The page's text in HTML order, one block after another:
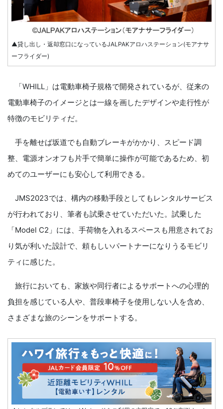
▲貸し出し・返却窓口になっているJALPAKアロハステーション(モアナサ
ーフライダー)
「WHILL」は電動車椅子規格で開発されているが、従来の
電動車椅子のイメージとは一線を画したデザインや走行性が
特徴のモビリティだ。
手を離せば坂道でも自動ブレーキがかかり、スピード調
整、電源オンオフも片手で簡単に操作が可能であるため、初
めてのユーザーにも安心して利用できる。
JMS2023では、構内の移動手段としてもレンタルサービス
が行われており、筆者も試乗させていただいた。試乗した
「Model C2」には、手荷物を入れるスペースも用意されてお
り気が利いた設計で、頼もしいパートナーになりうるモビリ
ティに感じた。
旅行においても、家族や同行者によるサポートへの心理的
負担を感じている人や、普段車椅子を使用しない人を含め、
さまざまな旅のシーンをサポートする。